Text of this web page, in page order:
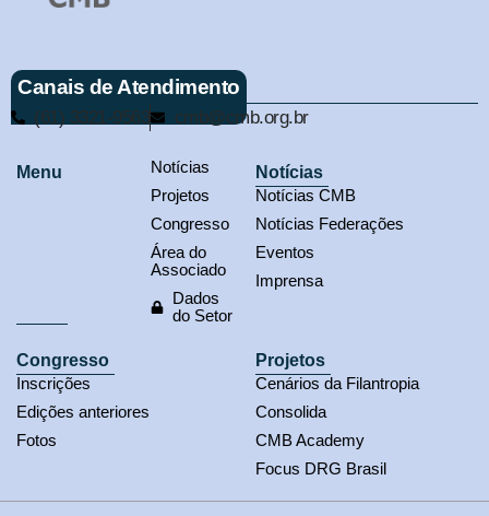
Canais de Atendimento
(61) 3321-9563 cmb@cmb.org.br
Menu
Notícias
Projetos
Congresso
Área do
Associado
Dados
do Setor
Notícias
Notícias CMB
Notícias Federações
Eventos
Imprensa
Congresso
Inscrições
Edições anteriores
Fotos
Projetos
Cenários da Filantropia
Consolida
CMB Academy
Focus DRG Brasil